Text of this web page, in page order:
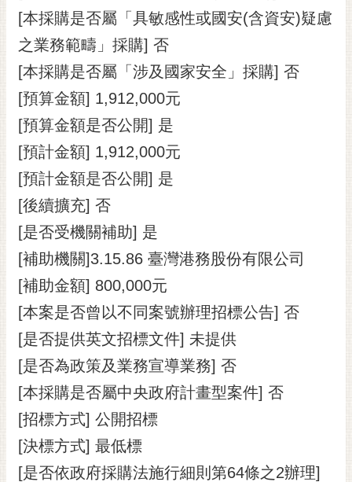
日
本
語
隱
私
權
及
安
全
政
策
網
站
資
料
開
放
宣
告
市
府
交
通
[本採購是否屬「具敏感性或國安(含資安)疑慮
之業務範疇」採購] 否
[本採購是否屬「涉及國家安全」採購] 否
[預算金額] 1,912,000元
[預算金額是否公開] 是
[預計金額] 1,912,000元
[預計金額是否公開] 是
[後續擴充] 否
[是否受機關補助] 是
[補助機關]3.15.86 臺灣港務股份有限公司
[補助金額] 800,000元
[本案是否曾以不同案號辦理招標公告] 否
[是否提供英文招標文件] 未提供
[是否為政策及業務宣導業務] 否
[本採購是否屬中央政府計畫型案件] 否
[招標方式] 公開招標
[決標方式] 最低標
[是否依政府採購法施行細則第64條之2辦理]